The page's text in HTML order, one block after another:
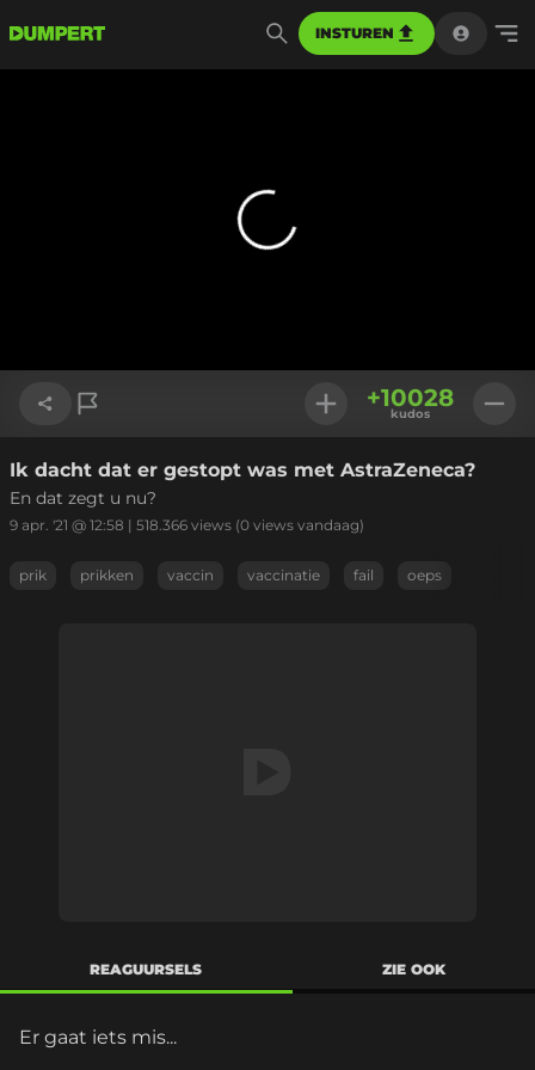
INSTUREN
Link kopiëren
+10028
kudos
Ik dacht dat er gestopt was met AstraZeneca?
En dat zegt u nu?
9 apr. '21 @ 12:58 | 518.366 views (0 views vandaag)
prik prikken vaccin vaccinatie fail oeps
REAGUURSELS ZIE OOK
Er gaat iets mis...